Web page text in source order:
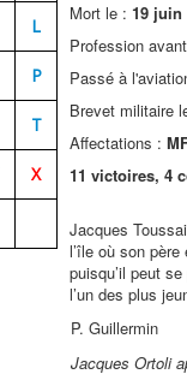
L
P
T
X
Mort le : 19 juin
Profession
Passé à
Brevet militaire
Affectations :
11 victoires, 4
Jacques
l’île où son
puisqu’il peut
l’un des plus
P. Guillermin
Jacques Ortoli